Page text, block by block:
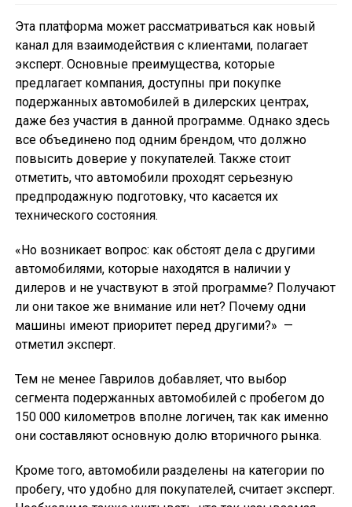
Эта платформа может рассматриваться как новый
канал для взаимодействия с клиентами, полагает
эксперт. Основные преимущества, которые
предлагает компания, доступны при покупке
подержанных автомобилей в дилерских центрах,
даже без участия в данной программе. Однако здесь
все объединено под одним брендом, что должно
повысить доверие у покупателей. Также стоит
отметить, что автомобили проходят серьезную
предпродажную подготовку, что касается их
технического состояния.
«Но возникает вопрос: как обстоят дела с другими
автомобилями, которые находятся в наличии у
дилеров и не участвуют в этой программе? Получают
ли они такое же внимание или нет? Почему одни
машины имеют приоритет перед другими?» —
отметил эксперт.
Тем не менее Гаврилов добавляет, что выбор
сегмента подержанных автомобилей с пробегом до
150 000 километров вполне логичен, так как именно
они составляют основную долю вторичного рынка.
Кроме того, автомобили разделены на категории по
пробегу, что удобно для покупателей, считает эксперт.